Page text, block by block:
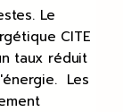
Le
CITE
taux réduit
Les